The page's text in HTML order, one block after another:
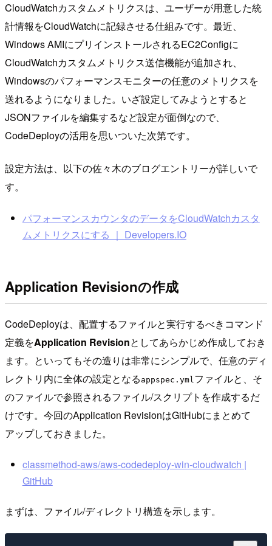
CloudWatchカスタムメトリクスは、ユーザーが用意した統
計情報をCloudWatchに記録させる仕組みです。最近、
Windows AMIにプリインストールされるEC2Configに
CloudWatchカスタムメトリクス送信機能が追加され、
Windowsのパフォーマンスモニターの任意のメトリクスを
送れるようになりました。いざ設定してみようとすると
JSONファイルを編集するなど設定が面倒なので、
CodeDeployの活用を思いついた次第です。
設定方法は、以下の佐々木のブログエントリーが詳しいで
す。
パフォーマンスカウンタのデータをCloudWatchカスタ
ムメトリクスにする ｜ Developers.IO
Application Revisionの作成
CodeDeployは、配置するファイルと実行するべきコマンド
定義をApplication Revisionとしてあらかじめ作成しておき
ます。といってもその造りは非常にシンプルで、任意のディ
レクトリ内に全体の設定となる appspec.yml ファイルと、そ
のファイルで参照されるファイル/スクリプトを作成するだ
けです。今回のApplication RevisionはGitHubにまとめて
アップしておきました。
classmethod-aws/aws-codedeploy-win-cloudwatch |
GitHub
まずは、ファイル/ディレクトリ構造を示します。